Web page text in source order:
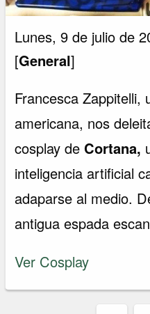
Lunes, 9 de julio de
[General]
Francesca Zappitelli,
americana, nos
cosplay de Cortana,
inteligencia artificial
adaparse al medio.
antigua espada
Ver Cosplay